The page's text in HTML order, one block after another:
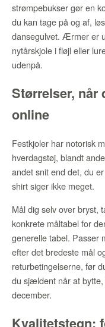
strømpebukser gør en
du kan tage på og af,
dansegulvet. Ærmer er
nytårskjole i fløjl eller
udenpå.
Størrelser, når
online
Festkjoler har notorisk
hverdagstøj, blandt
andet snit end det, du
shirt siger ikke meget.
Mål dig selv over bryst,
konkrete måltabel for
generelle tabel. Passer
efter det bredeste mål
returbetingelserne, før
du sjældent når at
december.
Kvalitetstegn: